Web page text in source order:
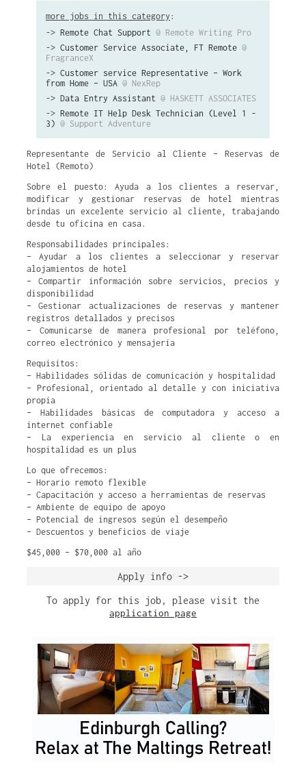
more jobs in this category :
-> Remote Chat Support @ Remote Writing Pro
-> Customer Service Associate, FT Remote @
FragranceX
-> Customer service Representative – Work
from Home – USA @ NexRep
-> Data Entry Assistant @ HASKETT ASSOCIATES
-> Remote IT Help Desk Technician (Level 1 -
3) @ Support Adventure
Representante de Servicio al Cliente – Reservas de
Hotel (Remoto)
Sobre el puesto: Ayuda a los clientes a reservar,
modificar y gestionar reservas de hotel mientras
brindas un excelente servicio al cliente, trabajando
desde tu oficina en casa.
Responsabilidades principales:
– Ayudar a los clientes a seleccionar y reservar
alojamientos de hotel
– Compartir información sobre servicios, precios y
disponibilidad
– Gestionar actualizaciones de reservas y mantener
registros detallados y precisos
– Comunicarse de manera profesional por teléfono,
correo electrónico y mensajería
Requisitos:
– Habilidades sólidas de comunicación y hospitalidad
– Profesional, orientado al detalle y con iniciativa
propia
– Habilidades básicas de computadora y acceso a
internet confiable
– La experiencia en servicio al cliente o en
hospitalidad es un plus
Lo que ofrecemos:
– Horario remoto flexible
– Capacitación y acceso a herramientas de reservas
– Ambiente de equipo de apoyo
– Potencial de ingresos según el desempeño
– Descuentos y beneficios de viaje
$45,000 – $70,000 al año
Apply info ->
To apply for this job, please visit the
application page